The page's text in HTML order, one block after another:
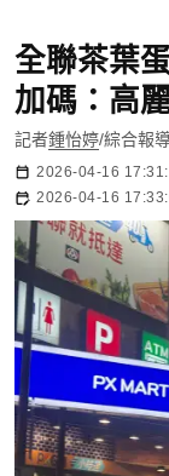
全聯茶葉
加碼：高
記者鍾怡婷/綜合報
2026-04-16
2026-04-16